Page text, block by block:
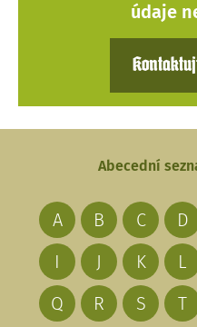
údaje
Abecední
A B C D
I
J K L
Q
R S T